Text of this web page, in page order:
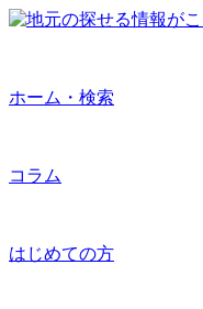
ホーム・検索
コラム
はじめての方